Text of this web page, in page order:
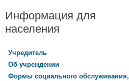
Информация для
населения
Учредитель
Об учреждении
Формы социального обслуживания,